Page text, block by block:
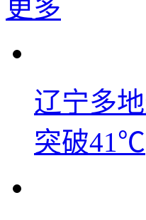
更多
辽宁多
突破41℃